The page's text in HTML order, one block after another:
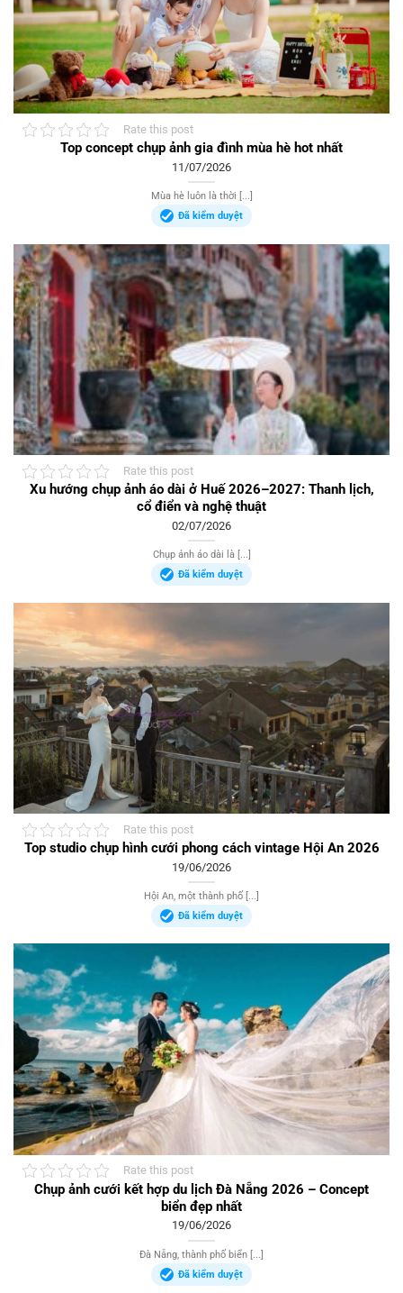
Rate this post
Top concept chụp ảnh gia đình mùa hè hot nhất
11/07/2026
Mùa hè luôn là thời [...]
Đã kiểm duyệt
Rate this post
Xu hướng chụp ảnh áo dài ở Huế 2026–2027: Thanh lịch,
cổ điển và nghệ thuật
02/07/2026
Chụp ảnh áo dài là [...]
Đã kiểm duyệt
Rate this post
Top studio chụp hình cưới phong cách vintage Hội An 2026
19/06/2026
Hội An, một thành phố [...]
Đã kiểm duyệt
Rate this post
Chụp ảnh cưới kết hợp du lịch Đà Nẵng 2026 – Concept
biển đẹp nhất
19/06/2026
Đà Nẵng, thành phố biển [...]
Đã kiểm duyệt